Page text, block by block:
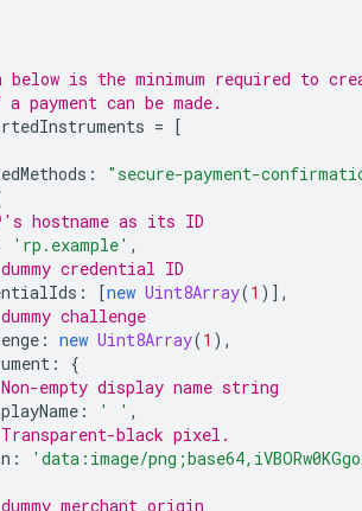
below is the minimum required to
payment can be made.
=
[
:
"secure-payment-
hostname as its ID
'rp.example' ,
credential ID
: [new Uint8Array(1 )],
challenge
: new Uint8Array(1 ),
:
{
empty display name string
: ' ' ,
black pixel.
:
'data:image/
merchant origin